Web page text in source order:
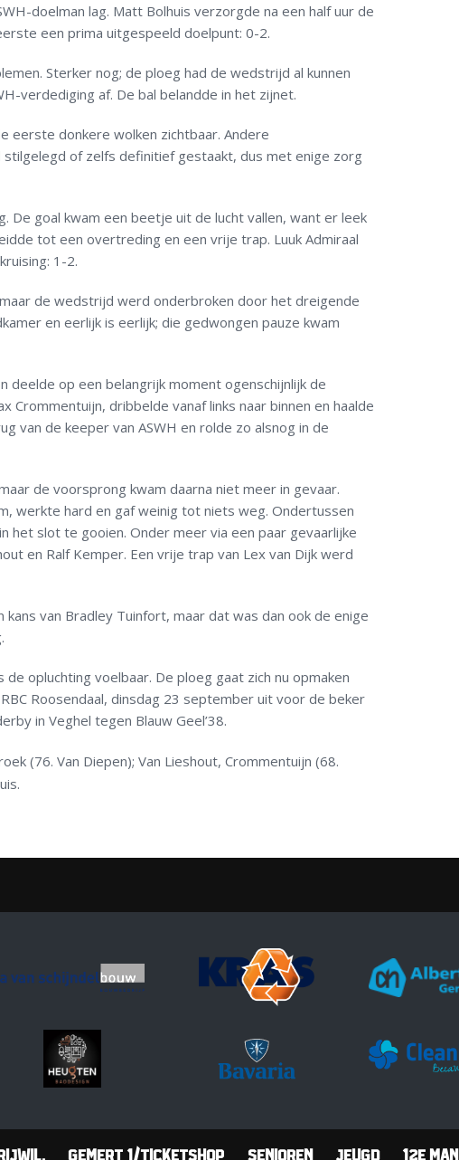
doelman lag. Matt Bolhuis verzorgde na een half uur de
een prima uitgespeeld doelpunt: 0-2.
Sterker nog; de ploeg had de wedstrijd al kunnen
verdediging af. De bal belandde in het zijnet.
eerste donkere wolken zichtbaar. Andere
of zelfs definitief gestaakt, dus met enige zorg
De goal kwam een beetje uit de lucht vallen, want er leek
tot een overtreding en een vrije trap. Luuk Admiraal
1-2.
de wedstrijd werd onderbroken door het dreigende
en eerlijk is eerlijk; die gedwongen pauze kwam
op een belangrijk moment ogenschijnlijk de
Crommentuijn, dribbelde vanaf links naar binnen en haalde
van de keeper van ASWH en rolde zo alsnog in de
de voorsprong kwam daarna niet meer in gevaar.
werkte hard en gaf weinig tot niets weg. Ondertussen
het slot te gooien. Onder meer via een paar gevaarlijke
en Ralf Kemper. Een vrije trap van Lex van Dijk werd
van Bradley Tuinfort, maar dat was dan ook de enige
opluchting voelbaar. De ploeg gaat zich nu opmaken
Roosendaal, dinsdag 23 september uit voor de beker
in Veghel tegen Blauw Geel’38.
(76. Van Diepen); Van Lieshout, Crommentuijn (68.
Gemert 1/Ticketshop Senioren Jeugd 12e man